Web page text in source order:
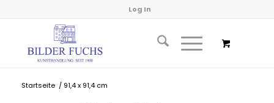
Log In
Startseite / 91,4 x 91,4 cm